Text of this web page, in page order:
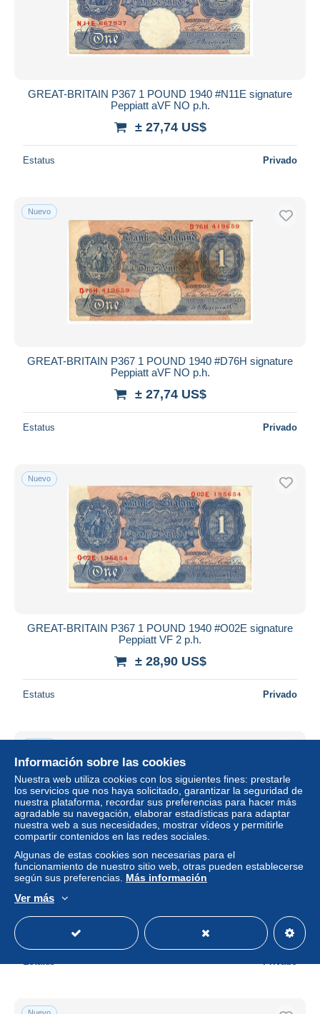
GREAT-BRITAIN P367 1 POUND 1940 #N11E signature
Peppiatt aVF NO p.h.
± 27,74 US$
Estatus Privado
Nuevo
GREAT-BRITAIN P367 1 POUND 1940 #D76H signature
Peppiatt aVF NO p.h.
± 27,74 US$
Estatus Privado
Nuevo
GREAT-BRITAIN P367 1 POUND 1940 #O02E signature
Peppiatt VF 2 p.h.
± 28,90 US$
Estatus Privado
GREAT-BRITAIN P363b 1 POUND 1930 #U96 signature
± 25,43 US$
Información sobre las cookies
Nuestra web utiliza cookies con los siguientes fines: prestarle
los servicios que nos haya solicitado, garantizar la seguridad de
nuestra plataforma, recordar sus preferencias para hacer más
agradable su navegación, elaborar estadísticas para adaptar
nuestra web a sus necesidades, mostrar vídeos y permitirle
compartir contenidos en las redes sociales.
Algunas de estas cookies son necesarias para el
funcionamiento de nuestro sitio web, otras pueden establecerse
según sus preferencias. Más información
Ver más